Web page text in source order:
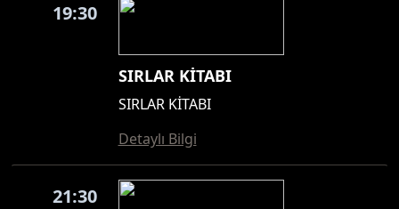
19:30
SIRLAR KİTABI
SIRLAR KİTABI
Detaylı Bilgi
21:30